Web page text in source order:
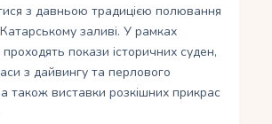
з давньою традицією полювання
заливі. У рамках
покази історичних суден,
з дайвингу та перлового
також виставки розкішних прикрас